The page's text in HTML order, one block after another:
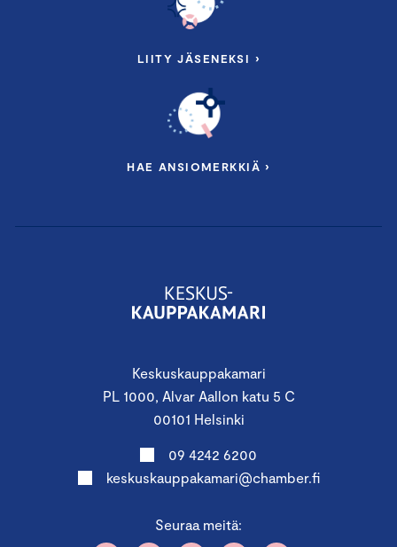
Keskuskauppakamari
PL 1000, Alvar Aallon katu 5 C
00101 Helsinki
09 4242 6200
keskuskauppakamari@chamber.fi
Seuraa meitä:
LIITY JÄSENEKSI ›
HAE ANSIOMERKKIÄ ›